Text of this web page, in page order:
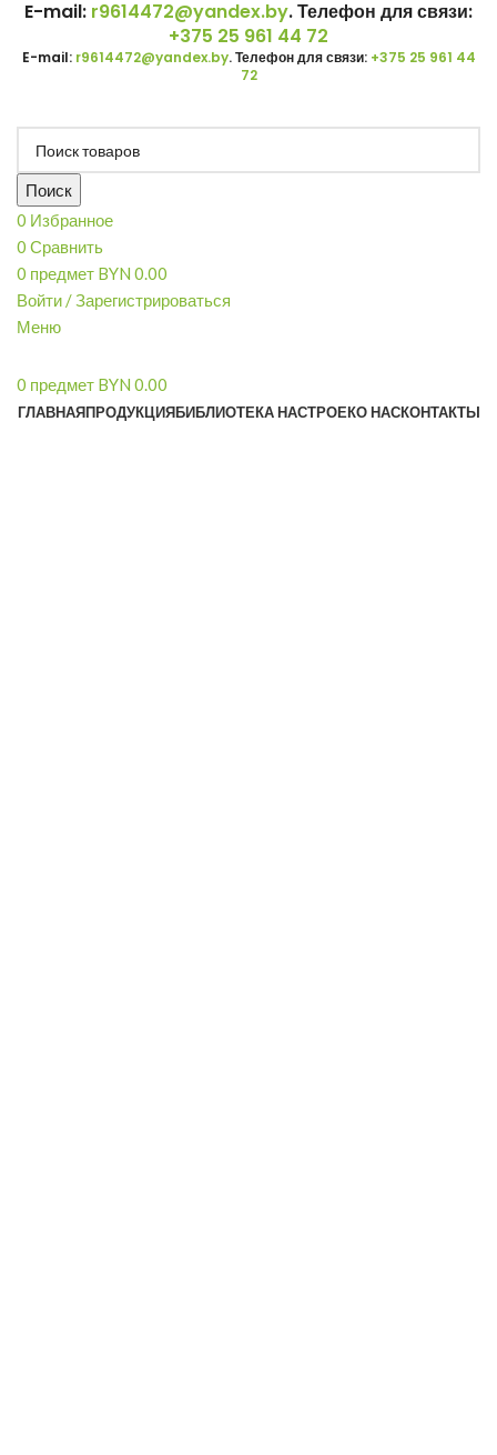
E-mail: r9614472@yandex.by. Телефон для связи:
+375 25 961 44 72
E-mail: r9614472@yandex.by. Телефон для связи: +375 25 961 44
72
Поиск
0 Избранное
0 Сравнить
0 предмет BYN 0.00
Войти / Зарегистрироваться
Меню
0 предмет BYN 0.00
ГЛАВНАЯПРОДУКЦИЯБИБЛИОТЕКА НАСТРОЕКО НАСКОНТАКТЫ